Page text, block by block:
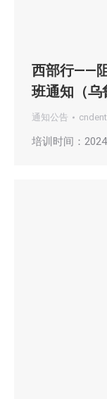
西部行——
班通知（乌
通知公告 cndent
培训时间：